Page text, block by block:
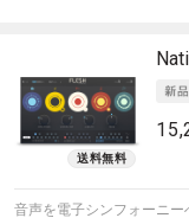
音声を電子シンフォーニー